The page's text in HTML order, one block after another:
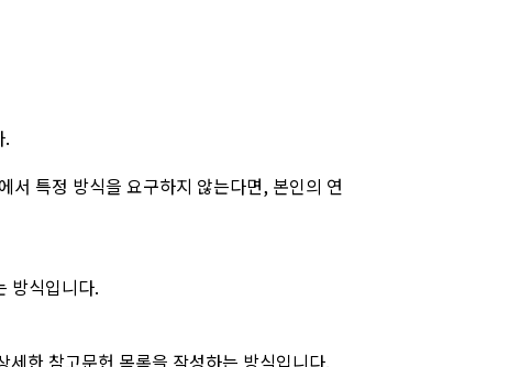
.
서 특정 방식을 요구하지 않는다면, 본인의 연
방식입니다.